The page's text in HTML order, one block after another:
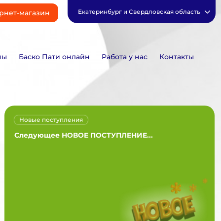
магазин Екатеринбург и Свердловская область
Баско Пати онлайн Работа у нас Контакты
Следующее НОВОЕ ПОСТУПЛЕНИЕ...
Новые поступления